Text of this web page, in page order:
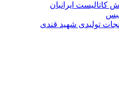
ایرانیان
تولیدی شهید قندی